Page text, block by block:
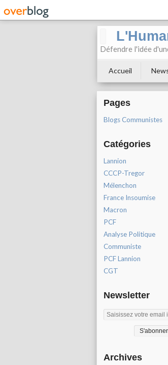
Défendre l'idée
Accueil
Pages
Blogs Communistes
Catégories
Lannion
CCCP-Tregor
Mélenchon
France Insoumise
Macron
PCF
Analyse Politique
Communiste
PCF Lannion
CGT
Newsletter
Archives